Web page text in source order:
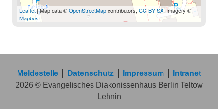
Leaflet| Map data ©OpenStreetMapcontributors, CC-BY-SA, Imagery ©
Mapbox
Meldestelle Datenschutz Impressum
Intranet
2026 © Evangelisches Diakonissenhaus Berlin Teltow
Lehnin